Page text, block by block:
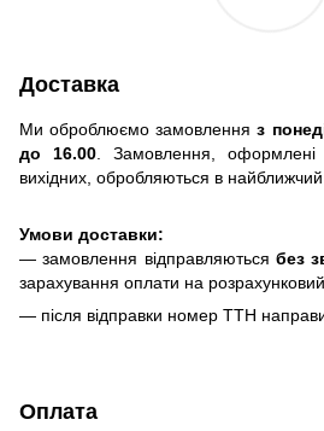
Доставка
Ми оброблюємо замовленняз
до 16.00. Замовлення,
вихідних, обробляються в
Умови доставки:
— замовлення відправляються без
зарахування оплати на
— після відправки номер ТТН
Оплата